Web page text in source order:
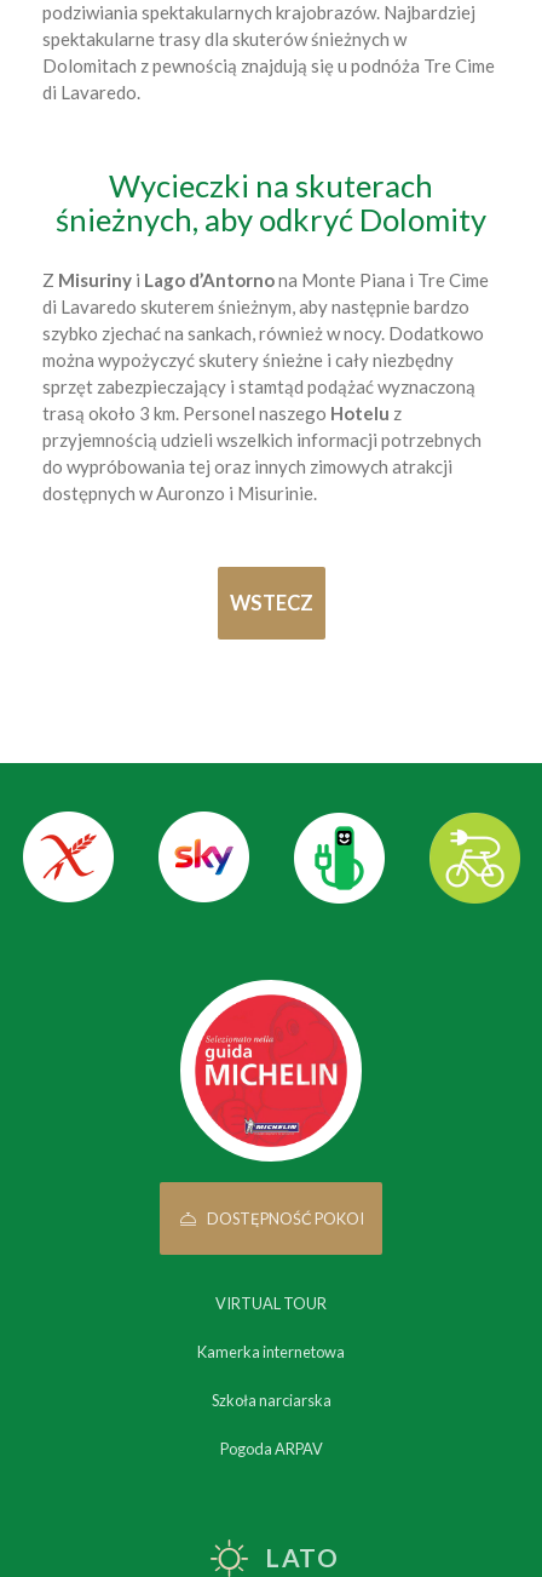
podziwiania spektakularnych krajobrazów. Najbardziej
spektakularne trasy dla skuterów śnieżnych w
Dolomitach z pewnością znajdują się u podnóża Tre Cime
di Lavaredo.
Wycieczki na skuterach
śnieżnych, aby odkryć Dolomity
Z Misuriny i Lago d’Antornona Monte Piana i Tre Cime
di Lavaredo skuterem śnieżnym, aby następnie bardzo
szybko zjechać na sankach, również w nocy. Dodatkowo
można wypożyczyć skutery śnieżne i cały niezbędny
sprzęt zabezpieczający i stamtąd podążać wyznaczoną
trasą około 3 km. Personel naszego Hotelu z
przyjemnością udzieli wszelkich informacji potrzebnych
do wypróbowania tej oraz innych zimowych atrakcji
dostępnych w Auronzo i Misurinie.
WSTECZ
DOSTĘPNOŚĆ POKOI
VIRTUAL TOUR
Kamerka internetowa
Szkoła narciarska
Pogoda ARPAV
LATO